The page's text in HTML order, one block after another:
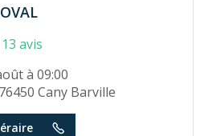
13 avis
à 09:00
Cany Barville